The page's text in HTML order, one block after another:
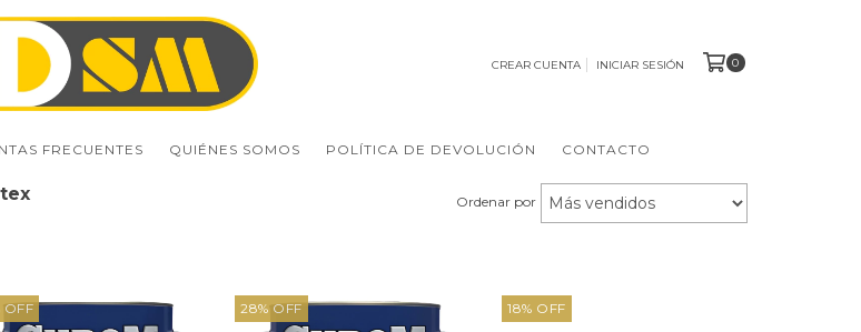
CREAR CUENTA INICIAR SESIÓN 0
FRECUENTES QUIÉNES SOMOS POLÍTICA DE DEVOLUCIÓN CONTACTO
Ordenar por
OFF 28% OFF 18% OFF